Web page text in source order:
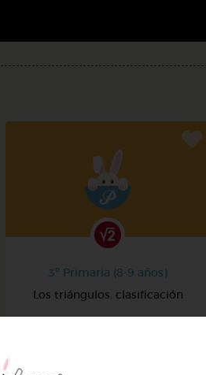
3º Primaria (8-9 años)
Los triángulos. clasificación